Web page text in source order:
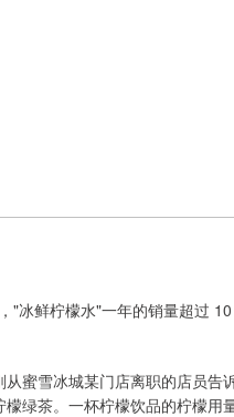
"冰鲜柠檬水"一年的销量超过
蜜雪冰城某门店离职的店员
绿茶。一杯柠檬饮品的柠檬用